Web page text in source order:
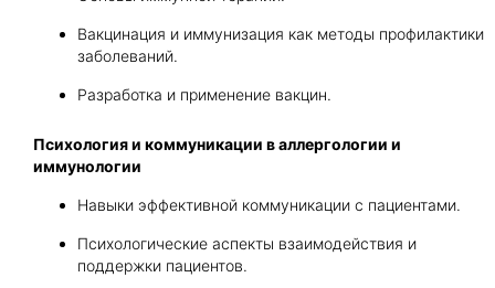
Вакцинация и иммунизация как методы профилактики
заболеваний.
Разработка и применение вакцин.
Психология и коммуникации в аллергологии и
иммунологии
Навыки эффективной коммуникации с пациентами.
Психологические аспекты взаимодействия и
поддержки пациентов.